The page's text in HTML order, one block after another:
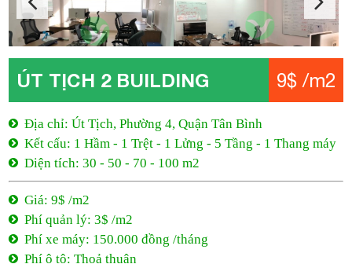
ÚT TỊCH 2 BUILDING 9$ /m2
Địa chỉ: Út Tịch, Phường 4, Quận Tân Bình
Kết cấu: 1 Hầm - 1 Trệt - 1 Lửng - 5 Tầng - 1 Thang máy
Diện tích: 30 - 50 - 70 - 100 m2
Giá: 9$ /m2
Phí quản lý: 3$ /m2
Phí xe máy: 150.000 đồng /tháng
Phí ô tô: Thoả thuận